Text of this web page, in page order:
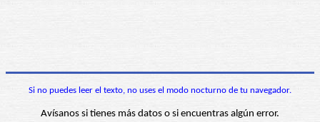
Si no puedes leer el texto, no uses el modo nocturno de tu navegador.
Avísanos si tienes más datos o si encuentras algún error.